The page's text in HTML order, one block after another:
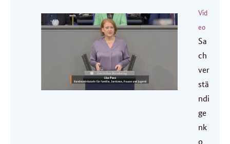
Vid
eo
Sa
ch
ver
stä
ndi
ge
nk
o